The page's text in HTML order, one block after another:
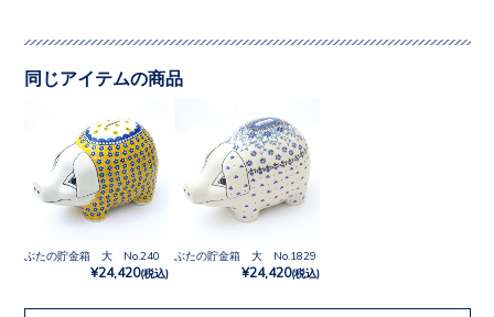
同じアイテムの商品
ぶたの貯金箱 大 No.240
¥24,420(税込)
ぶたの貯金箱 大 No.1829
¥24,420(税込)